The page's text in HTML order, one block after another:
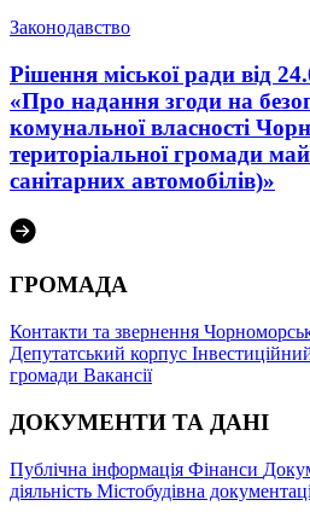
Законодавство
Рішення міської ради від
«Про надання згоди на
комунальної власності
територіальної громади
санітарних автомобілів)»
ГРОМАДА
Контакти та звернення
Депутатський корпус
громади Вакансії
ДОКУМЕНТИ ТА ДАНІ
Публічна інформація Фінанси
діяльність Містобудівна